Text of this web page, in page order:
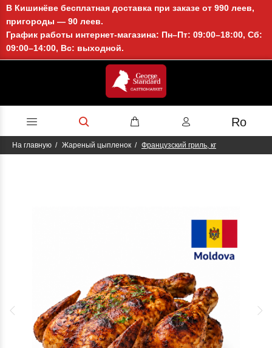
В Кишинёве бесплатная доставка при заказе от 990 леев,
пригороды — 90 леев.
График работы интернет-магазина: Пн–Пт: 09:00–18:00, Сб:
09:00–14:00, Вс: выходной.
Ro
На главную Жареный цыпленок Французский гриль, кг